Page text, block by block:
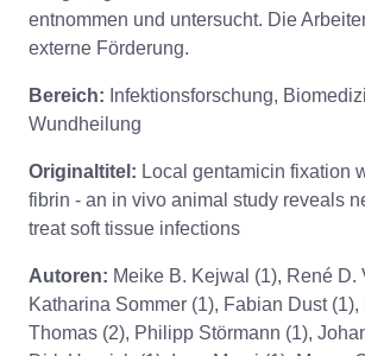
entnommen und untersucht. Die
externe Förderung.
Bereich: Infektionsforschung,
Wundheilung
Originaltitel: Local gentamicin fixation
fibrin - an in vivo animal study reveals
treat soft tissue infections
Autoren: Meike B. Kejwal (1), René D.
Katharina Sommer (1), Fabian Dust
Thomas (2), Philipp Störmann (1),